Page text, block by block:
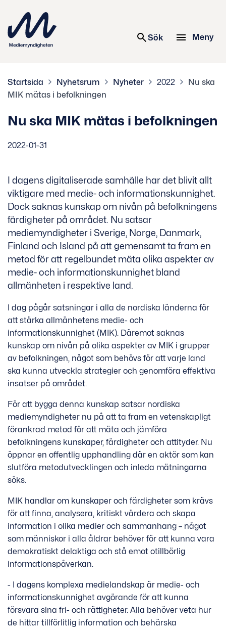
Sök Meny
Startsida Nyhetsrum Nyheter 2022
Nu ska
MIK mätas i befolkningen
Nu ska MIK mätas i befolkningen
2022-01-31
I dagens digitaliserade samhälle har det blivit allt
viktigare med medie- och informationskunnighet.
Dock saknas kunskap om nivån på befolkningens
färdigheter på området. Nu satsar
mediemyndigheter i Sverige, Norge, Danmark,
Finland och Island på att gemensamt ta fram en
metod för att regelbundet mäta olika aspekter av
medie- och informationskunnighet bland
allmänheten i respektive land.
I dag pågår satsningar i alla de nordiska länderna för
att stärka allmänhetens medie- och
informationskunnighet (MIK). Däremot saknas
kunskap om nivån på olika aspekter av MIK i grupper
av befolkningen, något som behövs för att varje land
ska kunna utveckla strategier och genomföra effektiva
insatser på området.
För att bygga denna kunskap satsar nordiska
mediemyndigheter nu på att ta fram en vetenskapligt
förankrad metod för att mäta och jämföra
befolkningens kunskaper, färdigheter och attityder. Nu
öppnar en offentlig upphandling där en aktör som kan
slutföra metodutvecklingen och inleda mätningarna
söks.
MIK handlar om kunskaper och färdigheter som krävs
för att finna, analysera, kritiskt värdera och skapa
information i olika medier och sammanhang – något
som människor i alla åldrar behöver för att kunna vara
demokratiskt delaktiga och stå emot otillbörlig
informationspåverkan.
- I dagens komplexa medielandskap är medie- och
informationskunnighet avgörande för att kunna
försvara sina fri- och rättigheter. Alla behöver veta hur
de hittar tillförlitlig information och behärska